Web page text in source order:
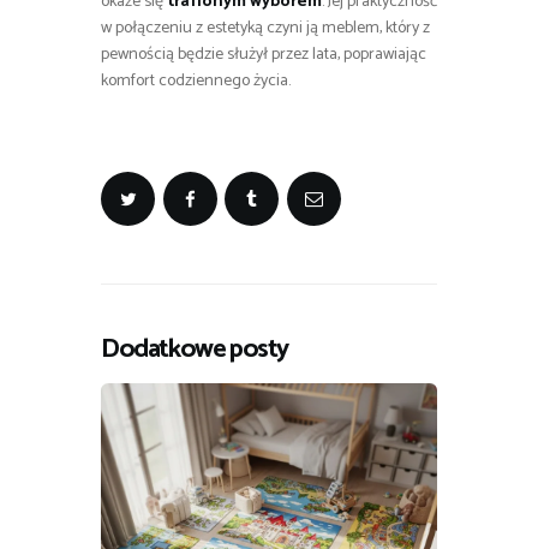
w połączeniu z estetyką czyni ją meblem, który z
pewnością będzie służył przez lata, poprawiając
komfort codziennego życia.
Dodatkowe posty